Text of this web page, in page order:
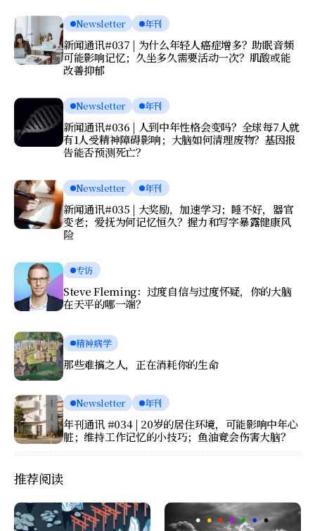
Newsletter 年刊
新闻通讯#037 | 为什么年轻人癌症增多？助眠音频
可能影响记忆；久坐多久需要活动一次？肌酸或能
改善抑郁
Newsletter 年刊
新闻通讯#036 | 人到中年性格会变吗？全球每7人就
有1人受精神障碍影响；大脑如何清理废物？基因报
告能否预测死亡？
Newsletter 年刊
新闻通讯#035 | 大奖励，加速学习；睡不好，器官
变老；爱抚为何记忆恒久？握力和写字暴露健康风
险
专访
Steve Fleming：过度自信与过度怀疑，你的大脑
在天平的哪一端？
精神病学
那些难搞之人，正在消耗你的生命
Newsletter 年刊
年刊通讯 #034 | 20岁的居住环境，可能影响中年心
脏；维持工作记忆的小技巧；鱼油竟会伤害大脑？
推荐阅读